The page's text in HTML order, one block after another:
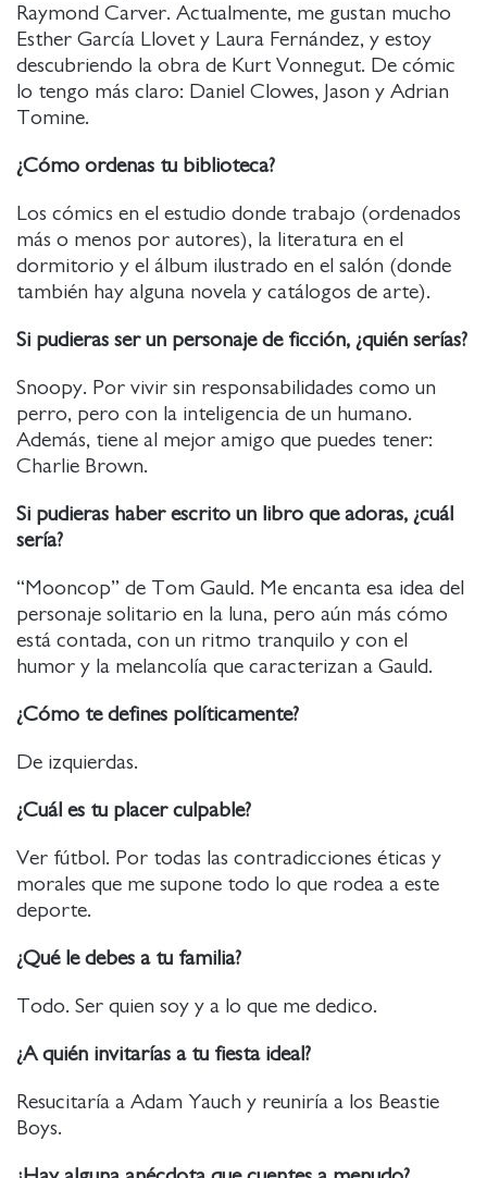
Raymond Carver. Actualmente, me gustan mucho
Esther García Llovet y Laura Fernández, y estoy
descubriendo la obra de Kurt Vonnegut. De cómic
lo tengo más claro: Daniel Clowes, Jason y Adrian
Tomine.
¿Cómo ordenas tu biblioteca?
Los cómics en el estudio donde trabajo (ordenados
más o menos por autores), la literatura en el
dormitorio y el álbum ilustrado en el salón (donde
también hay alguna novela y catálogos de arte).
Si pudieras ser un personaje de ficción, ¿quién serías?
Snoopy. Por vivir sin responsabilidades como un
perro, pero con la inteligencia de un humano.
Además, tiene al mejor amigo que puedes tener:
Charlie Brown.
Si pudieras haber escrito un libro que adoras, ¿cuál
sería?
“Mooncop” de Tom Gauld. Me encanta esa idea del
personaje solitario en la luna, pero aún más cómo
está contada, con un ritmo tranquilo y con el
humor y la melancolía que caracterizan a Gauld.
¿Cómo te defines políticamente?
De izquierdas.
¿Cuál es tu placer culpable?
Ver fútbol. Por todas las contradicciones éticas y
morales que me supone todo lo que rodea a este
deporte.
¿Qué le debes a tu familia?
Todo. Ser quien soy y a lo que me dedico.
¿A quién invitarías a tu fiesta ideal?
Resucitaría a Adam Yauch y reuniría a los Beastie
Boys.